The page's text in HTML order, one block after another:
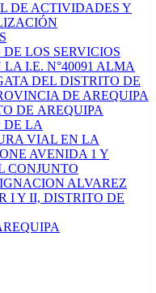
DE ACTIVIDADES Y
LOS SERVICIOS
I.E. N°40091 ALMA
DEL DISTRITO DE
DE AREQUIPA
DE AREQUIPA
DE LA
VIAL EN LA
AVENIDA 1 Y
CONJUNTO
ALVAREZ
I Y II, DISTRITO DE